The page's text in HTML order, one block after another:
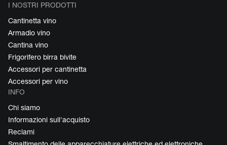
I NOSTRI PRODOTTI
Cantinetta vino
Armadio vino
Cantina vino
Frigorifero birra bivite
Accessori per cantinetta
Accessori per vino
INFO
Chi siamo
Informazioni sull'acquisto
Reclami